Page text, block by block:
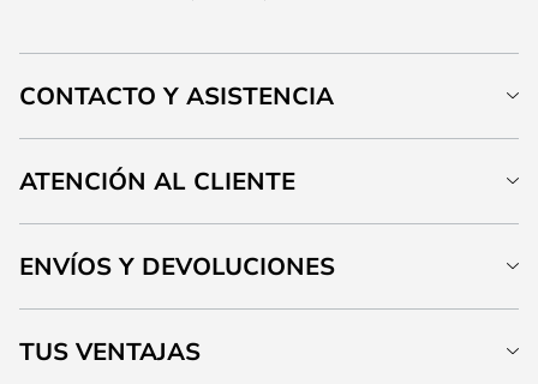
CONTACTO Y ASISTENCIA
ATENCIÓN AL CLIENTE
ENVÍOS Y DEVOLUCIONES
TUS VENTAJAS